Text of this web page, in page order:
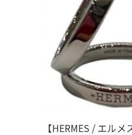
【HERMES / エル